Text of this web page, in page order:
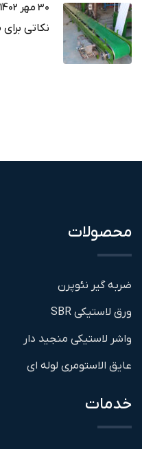
30 مهر 1402
نکاتی
محصولات
ضربه گیر نئوپرن
ورق لاستیکی SBR
واشر لاستیکی منجید دار
عایق الاستومری لوله ای
خدمات